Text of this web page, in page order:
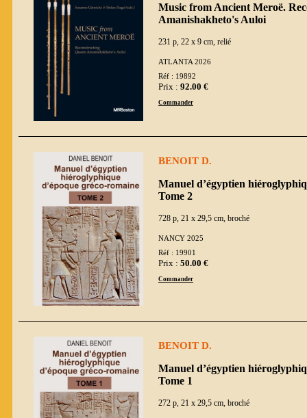
Music from Ancient Meroë.
Amanishakheto's Auloi
231 p, 22 x 9 cm, relié
ATLANTA 2026
Réf : 19892
Prix : 92.00 €
Commander
BENOIT D.
Manuel d’égyptien
Tome 2
728 p, 21 x 29,5 cm, broché
NANCY 2025
Réf : 19901
Prix : 50.00 €
Commander
BENOIT D.
Manuel d’égyptien
Tome 1
272 p, 21 x 29,5 cm, broché